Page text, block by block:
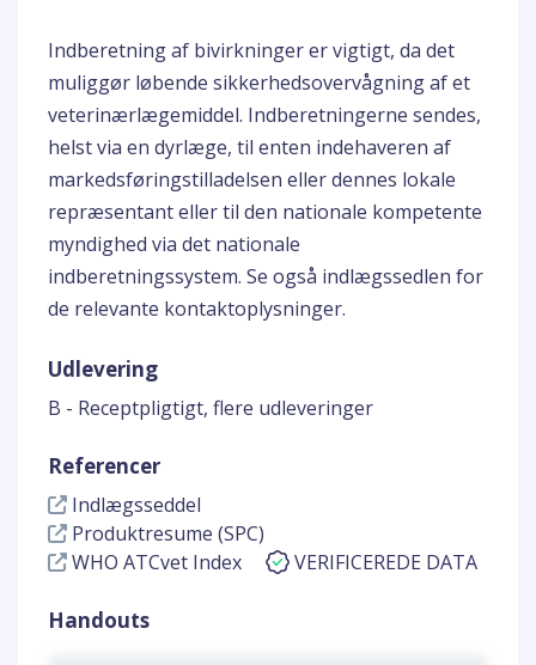
Indberetning af bivirkninger er vigtigt, da det
muliggør løbende sikkerhedsovervågning af et
veterinærlægemiddel. Indberetningerne sendes,
helst via en dyrlæge, til enten indehaveren af
markedsføringstilladelsen eller dennes lokale
repræsentant eller til den nationale kompetente
myndighed via det nationale
indberetningssystem. Se også indlægssedlen for
de relevante kontaktoplysninger.
Udlevering
B - Receptpligtigt, flere udleveringer
Referencer
Indlægsseddel
Produktresume (SPC)
WHO ATCvet Index
VERIFICEREDE DATA
Handouts